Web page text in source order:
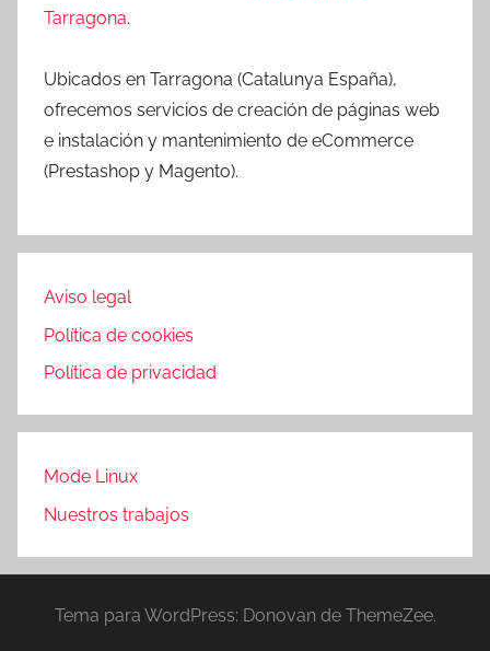
Tarragona.
Ubicados en Tarragona (Catalunya España),
ofrecemos servicios de creación de páginas web
e instalación y mantenimiento de eCommerce
(Prestashop y Magento).
Aviso legal
Política de cookies
Política de privacidad
Mode Linux
Nuestros trabajos
Tema para WordPress: Donovan de ThemeZee.